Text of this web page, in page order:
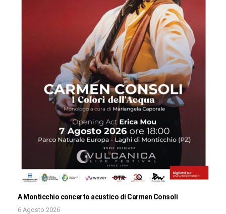
A Monticchio concerto acustico di Carmen Consoli
6 Agosto 2026